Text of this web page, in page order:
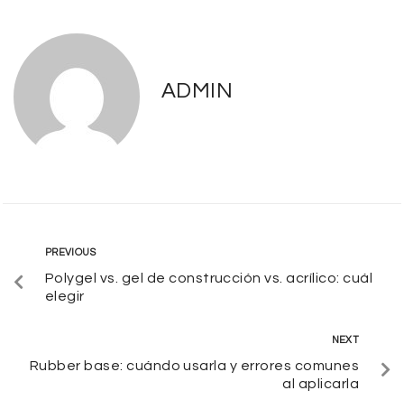
ADMIN
PREVIOUS
Polygel vs. gel de construcción vs. acrílico: cuál
elegir
NEXT
Rubber base: cuándo usarla y errores comunes
al aplicarla